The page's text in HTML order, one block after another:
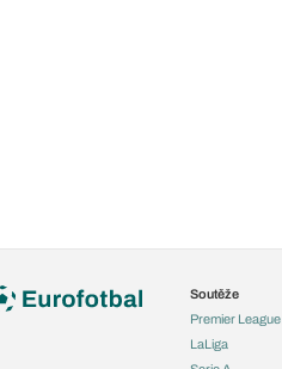
Soutěže
Premier League
LaLiga